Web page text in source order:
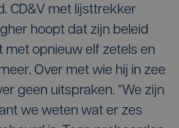
CD&V met lijsttrekker
hoopt dat zijn beleid
met opnieuw elf zetels en
Over met wie hij in zee
geen uitspraken. “We zijn
we weten wat er zes